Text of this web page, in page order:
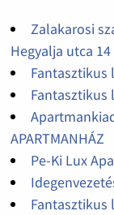
Zalakarosi
Hegyalja utca 14
Fantasztikus
Fantasztikus
APARTMANHÁZ
Pe-Ki Lux
Fantasztikus